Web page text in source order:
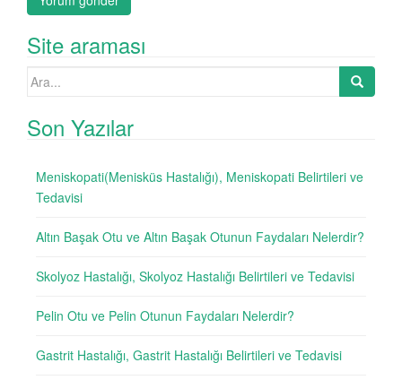
Site araması
Search
Son Yazılar
Meniskopati(Menisküs Hastalığı), Meniskopati Belirtileri ve
Tedavisi
Altın Başak Otu ve Altın Başak Otunun Faydaları Nelerdir?
Skolyoz Hastalığı, Skolyoz Hastalığı Belirtileri ve Tedavisi
Pelin Otu ve Pelin Otunun Faydaları Nelerdir?
Gastrit Hastalığı, Gastrit Hastalığı Belirtileri ve Tedavisi